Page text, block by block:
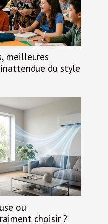
meilleures
inattendue du style
ou
choisir ?